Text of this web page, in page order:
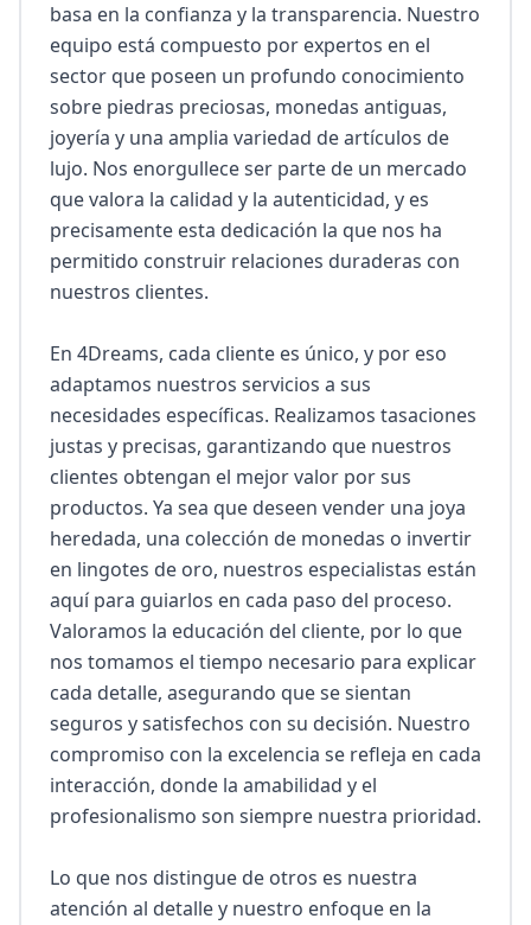
basa en la confianza y la transparencia. Nuestro
equipo está compuesto por expertos en el
sector que poseen un profundo conocimiento
sobre piedras preciosas, monedas antiguas,
joyería y una amplia variedad de artículos de
lujo. Nos enorgullece ser parte de un mercado
que valora la calidad y la autenticidad, y es
precisamente esta dedicación la que nos ha
permitido construir relaciones duraderas con
nuestros clientes.
En 4Dreams, cada cliente es único, y por eso
adaptamos nuestros servicios a sus
necesidades específicas. Realizamos tasaciones
justas y precisas, garantizando que nuestros
clientes obtengan el mejor valor por sus
productos. Ya sea que deseen vender una joya
heredada, una colección de monedas o invertir
en lingotes de oro, nuestros especialistas están
aquí para guiarlos en cada paso del proceso.
Valoramos la educación del cliente, por lo que
nos tomamos el tiempo necesario para explicar
cada detalle, asegurando que se sientan
seguros y satisfechos con su decisión. Nuestro
compromiso con la excelencia se refleja en cada
interacción, donde la amabilidad y el
profesionalismo son siempre nuestra prioridad.
Lo que nos distingue de otros es nuestra
atención al detalle y nuestro enfoque en la